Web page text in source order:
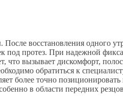
восстановления одного
под протез. При надежной
что вызывает дискомфорт,
обратиться к
более точно позиционировать
в области передних